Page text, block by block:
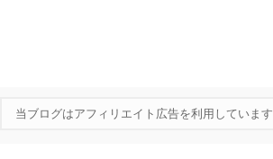
当ブログはアフィリエイト広告を利用しています